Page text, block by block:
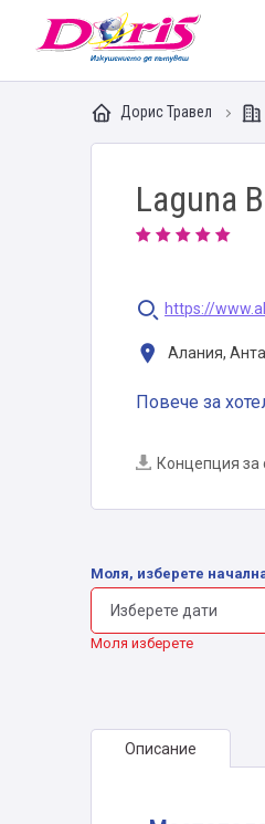
Doris -
Дорис Травел
Laguna
https://
Алания,
Повече за
Концепция за
Моля, изберете
Моля изберете
Описание